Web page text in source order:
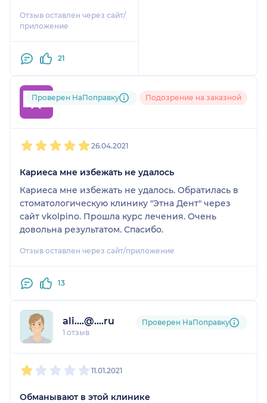
настраивают на
позитивный лад.
компетентный врач
Отзыв оставлен через сайт/
приложение
21
Карине
Проверен НаПоправку Подозрение на заказной
26.04.2021
Кариеса мне избежать не удалось
Кариеса мне избежать не удалось. Обратилась в
стоматологическую клинику "Этна Дент" через
сайт vkolpino. Прошла курс лечения. Очень
довольна результатом. Спасибо.
Отзыв оставлен через сайт/приложение
13
ali....@....ru
1 отзыв
Проверен НаПоправку
11.01.2021
Обманывают в этой клинике